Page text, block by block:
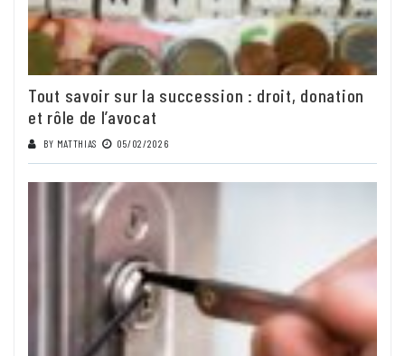
Tout savoir sur la succession : droit, donation
et rôle de l’avocat
BY MATTHIAS 05/02/2026